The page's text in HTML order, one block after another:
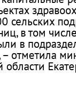
сельских
в том
в
отметила